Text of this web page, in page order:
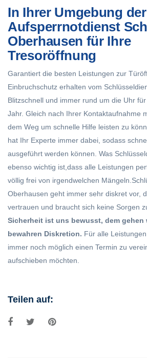
In Ihrer Umgebung
Aufsperrnotdienst
Oberhausen für Ihre
Tresoröffnung
Garantiert die besten Leistungen zur
Einbruchschutz erhalten vom
Blitzschnell und immer rund um die Uhr
Jahr. Gleich nach Ihrer Kontaktaufnahme
dem Weg um schnelle Hilfe leisten zu
hat Ihr Experte immer dabei, sodass
ausgeführt werden können. Was
ebenso wichtig ist,dass alle Leistungen
völlig frei von irgendwelchen
Oberhausen geht immer sehr diskret vor,
vertrauen und braucht sich keine Sorgen
Sicherheit ist uns bewusst, dem gehen
bewahren Diskretion. Für alle
immer noch möglich einen Termin zu
aufschieben möchten.
Teilen auf: